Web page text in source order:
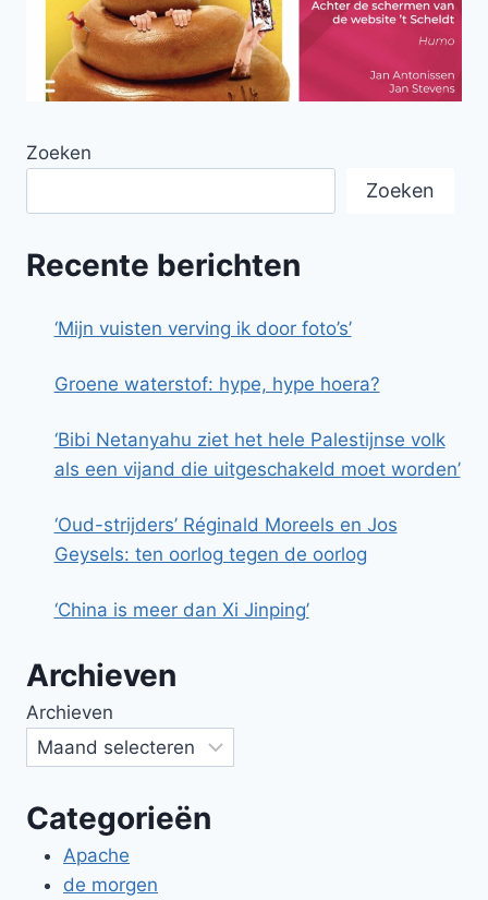
Zoeken
Zoeken
Recente berichten
‘Mijn vuisten verving ik door foto’s’
Groene waterstof: hype, hype hoera?
‘Bibi Netanyahu ziet het hele Palestijnse volk
als een vijand die uitgeschakeld moet worden’
‘Oud-strijders’ Réginald Moreels en Jos
Geysels: ten oorlog tegen de oorlog
‘China is meer dan Xi Jinping’
Archieven
Archieven
Categorieën
Apache
de morgen